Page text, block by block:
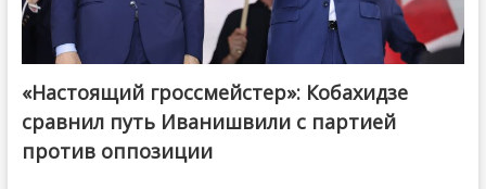
@ქართული ოცნება / Georgian Dream
«Настоящий гроссмейстер»: Кобахидзе
сравнил путь Иванишвили с партией
против оппозиции